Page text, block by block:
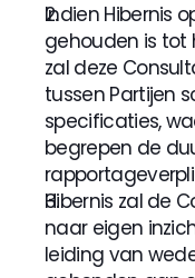
Indien Hibernis
gehouden is tot
zal deze
tussen Partijen
specificaties,
begrepen de
Hibernis zal de
naar eigen
leiding van